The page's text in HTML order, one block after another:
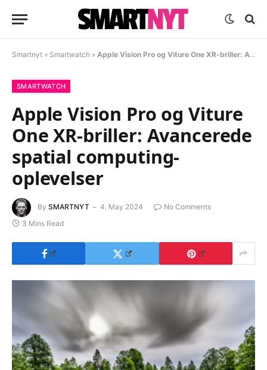
Smartnyt » Smartwatch » Apple Vision Pro og Viture One XR-briller: Avancerede spatial computing-oplevelser
SMARTWATCH
Apple Vision Pro og Viture
One XR-briller: Avancerede
spatial computing-
oplevelser
By SMARTNYT 4. May 2024
No Comments
3 Mins Read